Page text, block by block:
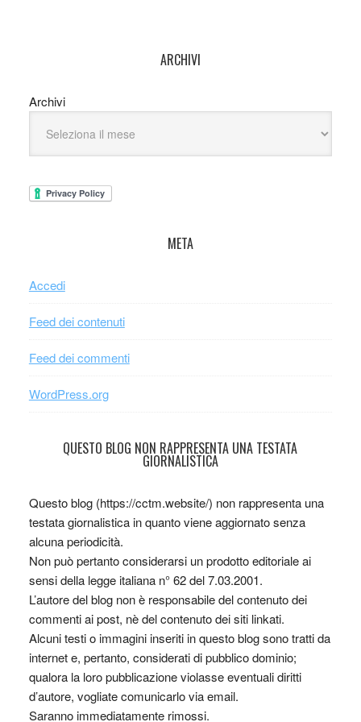
ARCHIVI
Archivi
META
Accedi
Feed dei contenuti
Feed dei commenti
WordPress.org
QUESTO BLOG NON RAPPRESENTA UNA TESTATA
GIORNALISTICA
Questo blog (https://cctm.website/) non rappresenta una
testata giornalistica in quanto viene aggiornato senza
alcuna periodicità.
Non può pertanto considerarsi un prodotto editoriale ai
sensi della legge italiana n° 62 del 7.03.2001.
L’autore del blog non è responsabile del contenuto dei
commenti ai post, nè del contenuto dei siti linkati.
Alcuni testi o immagini inseriti in questo blog sono tratti da
internet e, pertanto, considerati di pubblico dominio;
qualora la loro pubblicazione violasse eventuali diritti
d’autore, vogliate comunicarlo via email.
Saranno immediatamente rimossi.